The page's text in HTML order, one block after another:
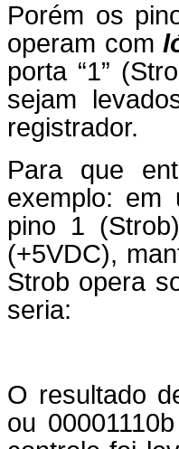
Porém os
operam com
porta “1”
sejam
registrador.
Para que
exemplo: em
pino 1
(+5VDC),
Strob opera
seria:
O resultado
ou